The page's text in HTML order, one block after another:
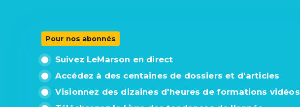
Pour nos abonnés
Suivez LeMarson en direct
Accédez à des centaines de dossiers et d'articles
Visionnez des dizaines d'heures de formations vidéos